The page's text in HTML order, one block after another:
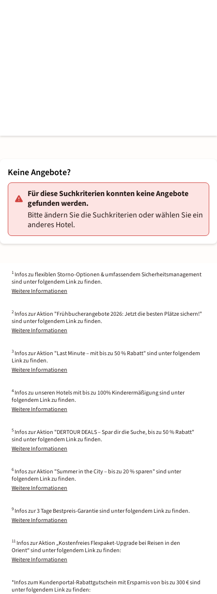
Keine Angebote?
Für diese Suchkriterien konnten keine Angebote
gefunden werden.
Bitte ändern Sie die Suchkriterien oder wählen Sie ein
anderes Hotel.
1 Infos zu flexiblen Storno-Optionen & umfassendem Sicherheitsmanagement
sind unter folgendem Link zu finden.
Weitere Informationen
2 Infos zur Aktion "Frühbucherangebote 2026: Jetzt die besten Plätze sichern!"
sind unter folgendem Link zu finden.
Weitere Informationen
3 Infos zur Aktion "Last Minute – mit bis zu 50 % Rabatt" sind unter folgendem
Link zu finden.
Weitere Informationen
4 Infos zu unseren Hotels mit bis zu 100% Kinderermäßigung sind unter
folgendem Link zu finden.
Weitere Informationen
5 Infos zur Aktion "DERTOUR DEALS – Spar dir die Suche, bis zu 50 % Rabatt"
sind unter folgendem Link zu finden.
Weitere Informationen
6 Infos zur Aktion "Summer in the City – bis zu 20 % sparen" sind unter
folgendem Link zu finden.
Weitere Informationen
9 Infos zur 3 Tage Bestpreis-Garantie sind unter folgendem Link zu finden.
Weitere Informationen
11 Infos zur Aktion „Kostenfreies Flexpaket-Upgrade bei Reisen in den
Orient“ sind unter folgendem Link zu finden:
Weitere Informationen
*Infos zum Kundenportal-Rabattgutschein mit Ersparnis von bis zu 300 € sind
unter folgendem Link zu finden: